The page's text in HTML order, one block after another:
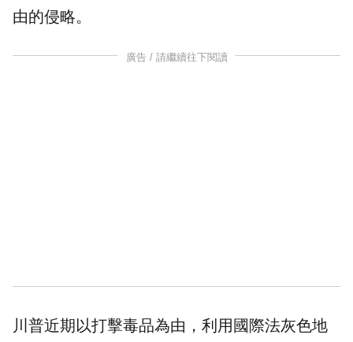
由的侵略。
廣告 / 請繼續往下閱讀
川普近期以打擊毒品為由，利用國際法灰色地